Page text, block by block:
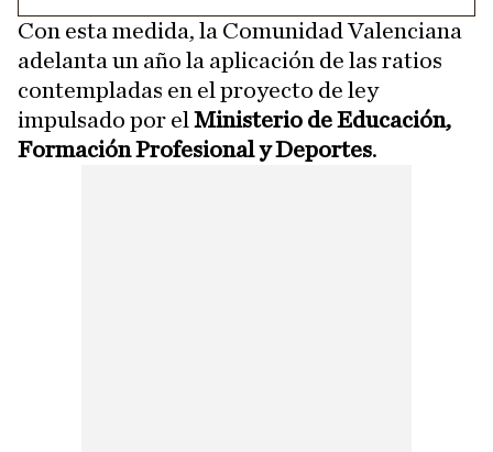
Con esta medida, la Comunidad Valenciana
adelanta un año la aplicación de las ratios
contempladas en el proyecto de ley
impulsado por el Ministerio de Educación,
Formación Profesional y Deportes.